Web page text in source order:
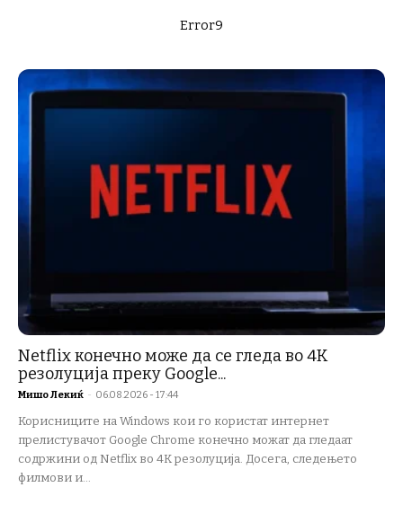
Error9
Netflix конечно може да се гледа во 4K
резолуција преку Google...
Мишо Лекиќ - 06.08.2026 - 17:44
Корисниците на Windows кои го користат интернет
прелистувачот Google Chrome конечно можат да гледаат
содржини од Netflix во 4K резолуција. Досега, следењето
филмови и...